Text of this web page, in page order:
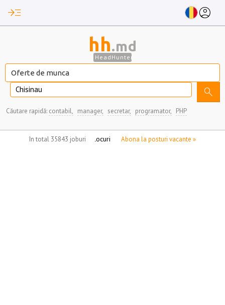
read_more account_circle
hh.md
HeadHunter
Chisinau search
Căutare rapidă: contabil, manager, secretar, programator, PHP
în total 35843 joburi Abona la posturi vacante »
nu aveți locuri de munca marcate